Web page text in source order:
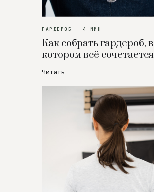
ГАРДЕРОБ · 4 МИН
Как собрать гардероб, в
котором всё сочетается
Читать